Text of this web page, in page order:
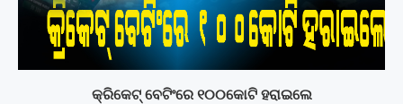
କ୍ରିକେଟ୍ ବେଟିଂରେ ୧୦୦କୋଟି ହରାଇଲେ